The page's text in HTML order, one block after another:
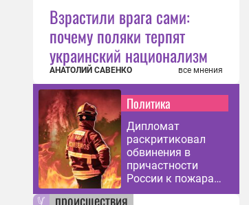
Взрастили врага сами:
почему поляки терпят
украинский национализм
АНАТОЛИЙ САВЕНКО все мнения
Политика
Дипломат
раскритиковал
обвинения в
причастности
России к пожарам
во Франции
происшествия